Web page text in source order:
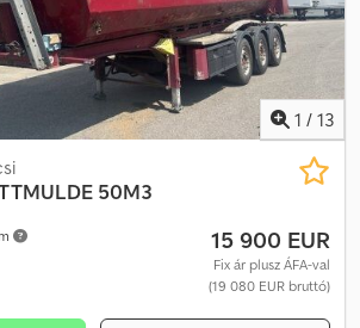
megoldásokat, teljes szervizszerződéseket
kínálunk. Örömmel adunk
Dcsdozh Rviopfx Aa Dok
1 / 13
50M3
15 900 EUR
Fix ár plusz ÁFA-val
(19 080 EUR bruttó)